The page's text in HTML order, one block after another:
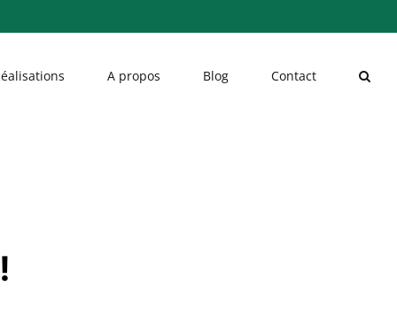
A propos Blog Contact